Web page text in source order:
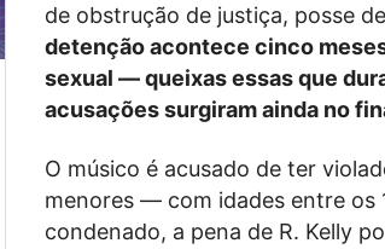
de obstrução de justiça, posse
detenção acontece cinco
sexual — queixas essas que
acusações surgiram ainda no
O músico é acusado de ter
menores — com idades entre os
condenado, a pena de R. Kelly